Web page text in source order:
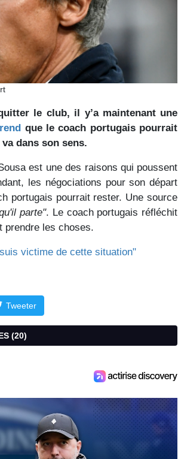
le club, il y’a maintenant une
que le coach portugais pourrait
dans son sens.
est une des raisons qui poussent
les négociations pour son départ
portugais pourrait rester. Une source
parte". Le coach portugais réfléchit
prendre les choses.
victime de cette situation"
Tweeter
COMMENTAIRES (20)